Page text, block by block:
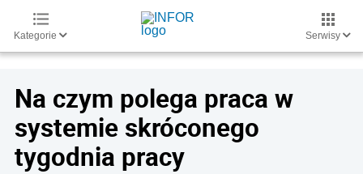
Kategorie Serwisy
Na czym polega praca w
systemie skróconego
tygodnia pracy